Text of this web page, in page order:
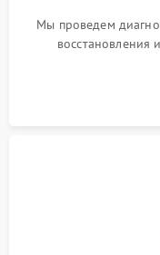
Мы проведем
восстановления